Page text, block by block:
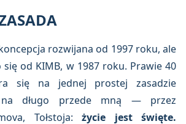
rozwijana od 1997 roku, ale
się od KIMB, w 1987 roku. Prawie 40
się na jednej prostej zasadzie
na długo przede mną — przez
Tołstoja:życie jest święte.